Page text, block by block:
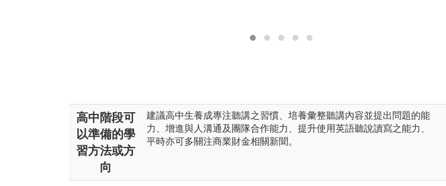
高中階段可
以準備的學
習方法或方
向
建議高中生養成專注聽講之習慣、培養彙整聽講內容並提出問題的能
力、增進與人溝通及團隊合作能力、提升使用英語聽說讀寫之能力、
平時亦可多關注商業財金相關新聞。